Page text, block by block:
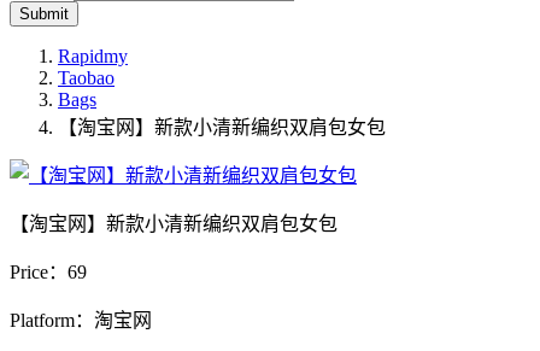
Submit
Rapidmy
Taobao
Bags
【淘宝网】新款小清新编织双肩包女包
【淘宝网】新款小清新编织双肩包女包
Price： 69
Platform：淘宝网